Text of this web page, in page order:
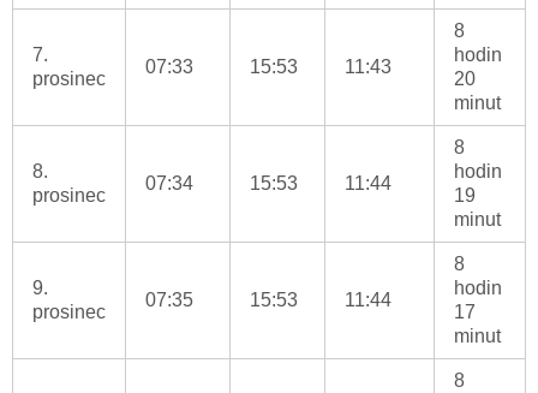
7.
prosinec
07:33 15:53 11:43
8
hodin
20
minut
8.
prosinec
07:34 15:53 11:44
8
hodin
19
minut
9.
prosinec
07:35 15:53 11:44
8
hodin
17
minut
8